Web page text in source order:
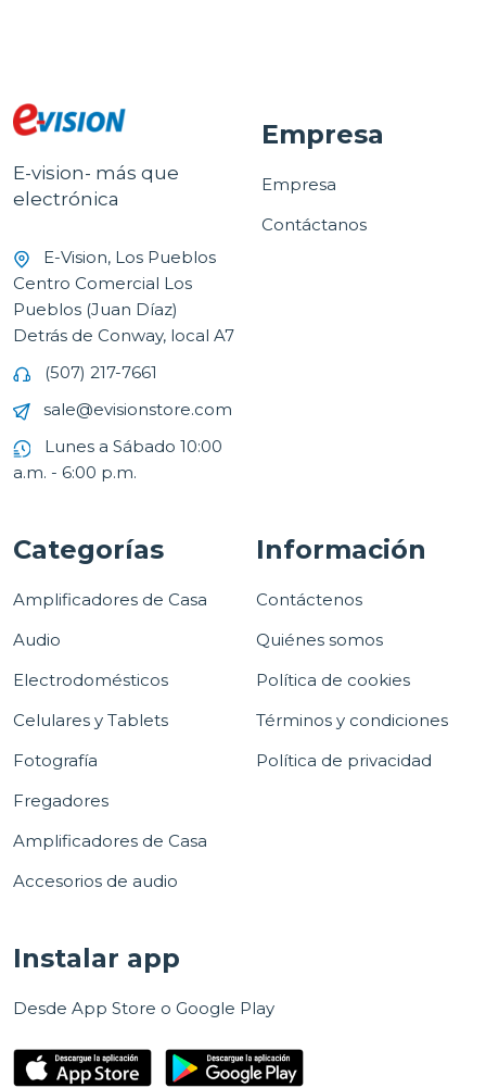
E-vision- más que
electrónica
E-Vision, Los Pueblos
Centro Comercial Los
Pueblos (Juan Díaz)
Detrás de Conway, local A7
(507) 217-7661
sale@evisionstore.com
Lunes a Sábado 10:00
a.m. - 6:00 p.m.
Empresa
Empresa
Contáctanos
Categorías
Amplificadores de Casa
Audio
Electrodomésticos
Celulares y Tablets
Fotografía
Fregadores
Amplificadores de Casa
Accesorios de audio
Información
Contáctenos
Quiénes somos
Política de cookies
Términos y condiciones
Política de privacidad
Instalar app
Desde App Store o Google Play